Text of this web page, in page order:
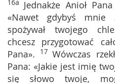
16a Jednakże Anioł
«Nawet gdybyś mnie
spożywał twojego
chcesz przygotować
Pana». 17 Wówczas
Pana: «Jakie jest imię
się słowo twoje,